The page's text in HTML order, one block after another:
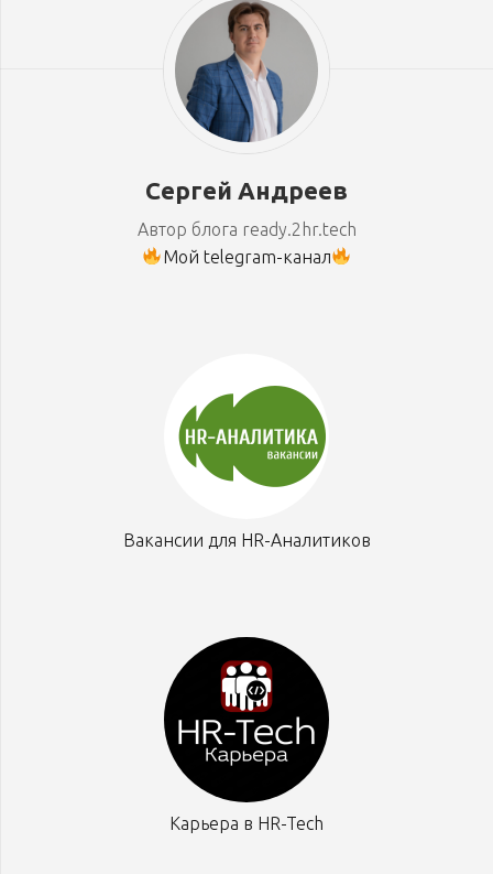
Сергей Андреев
Автор блога ready.2hr.tech
Мой telegram-канал
Вакансии для HR-Аналитиков
Карьера в HR-Tech